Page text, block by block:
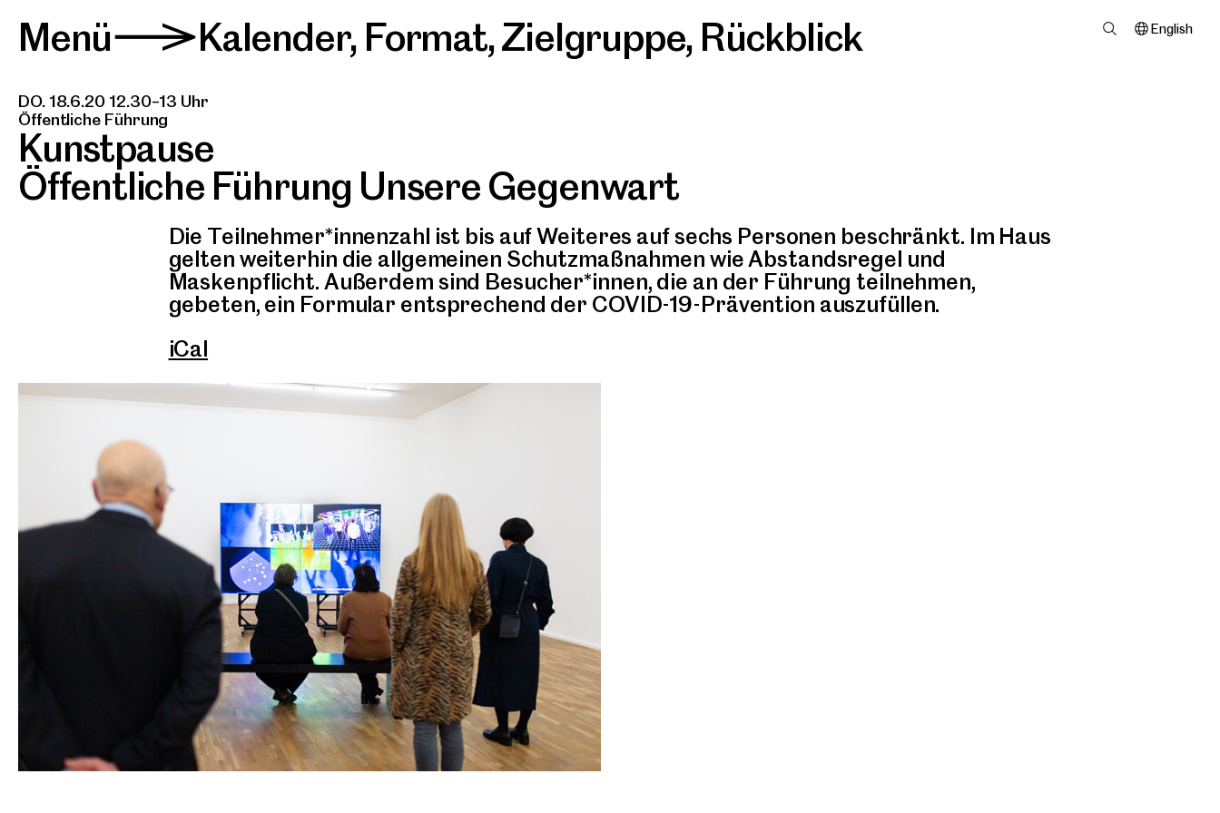
Menü>Kalender, Format,Zielgruppe, Rückblick English
DO. 18.6.20 12.30–13 Uhr
Öffentliche Führung
Kunstpause
Öffentliche Führung Unsere Gegenwart
Die Teilnehmer*innenzahl ist bis auf Weiteres auf sechs Personen beschränkt. Im Haus
gelten weiterhin die allgemeinen Schutzmaßnahmen wie Abstandsregel und
Maskenpflicht. Außerdem sind Besucher*innen, die an der Führung teilnehmen,
gebeten, ein Formular entsprechend der COVID-19-Prävention auszufüllen.
iCal